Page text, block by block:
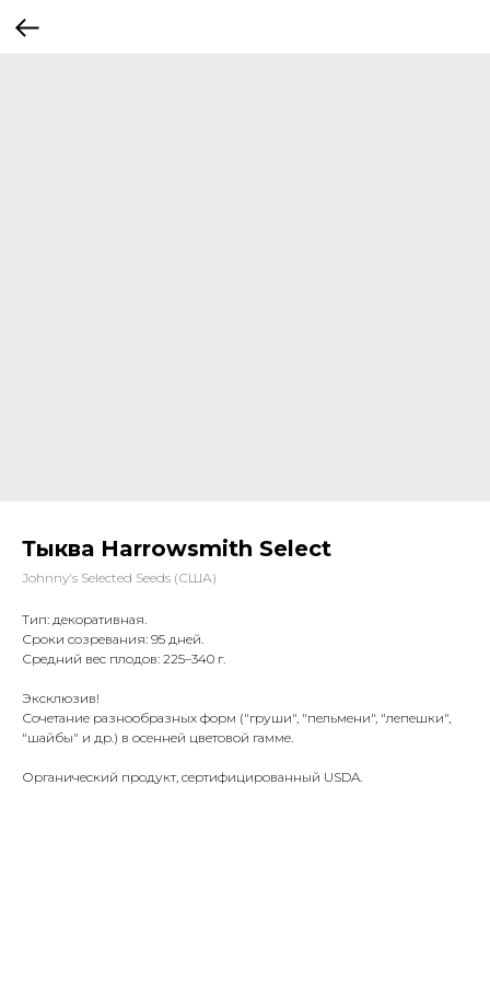
Тыква Harrowsmith Select
Johnny's Selected Seeds (США)
Тип: декоративная.
Сроки созревания: 95 дней.
Средний вес плодов: 225–340 г.
Эксклюзив!
Сочетание разнообразных форм ("груши", "пельмени", "лепешки",
"шайбы" и др.) в осенней цветовой гамме.
Органический продукт, сертифицированный USDA.